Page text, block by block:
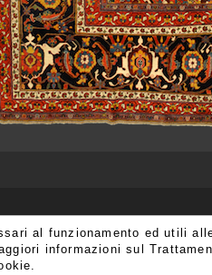
ALLA NOSTRA
al funzionamento ed utili
informazioni sul